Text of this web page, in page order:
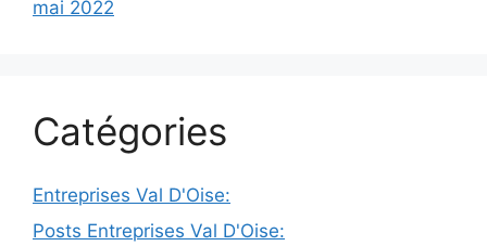
mai 2022
Catégories
Entreprises Val D'Oise:
Posts Entreprises Val D'Oise: